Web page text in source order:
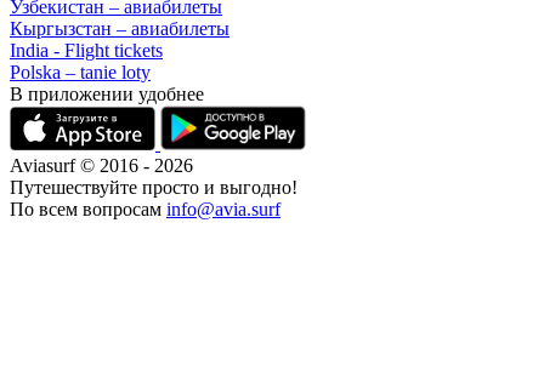
Узбекистан – авиабилеты
Кыргызстан – авиабилеты
India - Flight tickets
Polska – tanie loty
В приложении удобнее
Aviasurf © 2016 - 2026
Путешествуйте просто и выгодно!
По всем вопросам info@avia.surf